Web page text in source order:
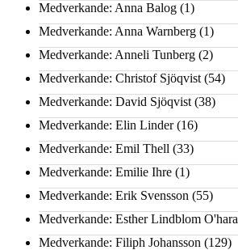
Medverkande: Anna Balog (1)
Medverkande: Anna Warnberg (1)
Medverkande: Anneli Tunberg (2)
Medverkande: Christof Sjöqvist (54)
Medverkande: David Sjöqvist (38)
Medverkande: Elin Linder(16)
Medverkande: Emil Thell (33)
Medverkande: Emilie Ihre (1)
Medverkande: Erik Svensson (55)
Medverkande: Esther Lindblom O'hara
Medverkande: Filiph Johansson (129)